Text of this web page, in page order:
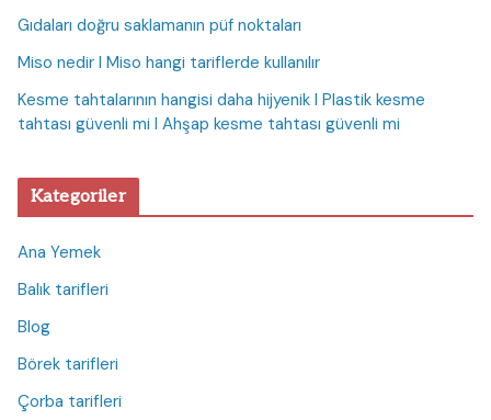
Gıdaları doğru saklamanın püf noktaları
Miso nedir I Miso hangi tariflerde kullanılır
Kesme tahtalarının hangisi daha hijyenik I Plastik kesme
tahtası güvenli mi I Ahşap kesme tahtası güvenli mi
Kategoriler
Ana Yemek
Balık tarifleri
Blog
Börek tarifleri
Çorba tarifleri